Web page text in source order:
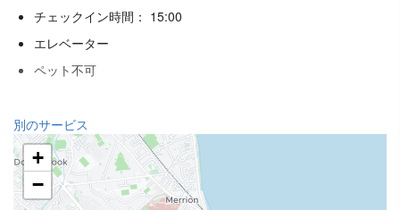
チェックイン時間： 15:00
エレベーター
ペット不可
レセプションサービス
24時間対応フロント
荷物預かり
別のサービス
+
−